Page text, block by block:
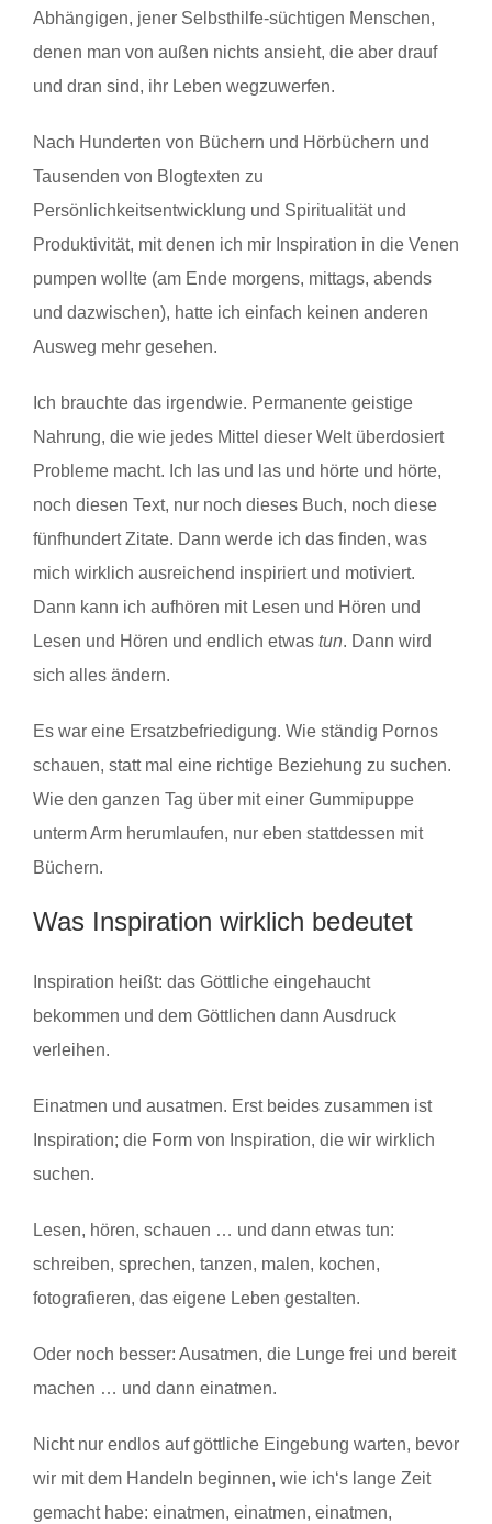
Abhängigen, jener Selbsthilfe-süchtigen Menschen,
denen man von außen nichts ansieht, die aber drauf
und dran sind, ihr Leben wegzuwerfen.
Nach Hunderten von Büchern und Hörbüchern und
Tausenden von Blogtexten zu
Persönlichkeitsentwicklung und Spiritualität und
Produktivität, mit denen ich mir Inspiration in die Venen
pumpen wollte (am Ende morgens, mittags, abends
und dazwischen), hatte ich einfach keinen anderen
Ausweg mehr gesehen.
Ich brauchte das irgendwie. Permanente geistige
Nahrung, die wie jedes Mittel dieser Welt überdosiert
Probleme macht. Ich las und las und hörte und hörte,
noch diesen Text, nur noch dieses Buch, noch diese
fünfhundert Zitate. Dann werde ich das finden, was
mich wirklich ausreichend inspiriert und motiviert.
Dann kann ich aufhören mit Lesen und Hören und
Lesen und Hören und endlich etwas tun. Dann wird
sich alles ändern.
Es war eine Ersatzbefriedigung. Wie ständig Pornos
schauen, statt mal eine richtige Beziehung zu suchen.
Wie den ganzen Tag über mit einer Gummipuppe
unterm Arm herumlaufen, nur eben stattdessen mit
Büchern.
Was Inspiration wirklich bedeutet
Inspiration heißt: das Göttliche eingehaucht
bekommen und dem Göttlichen dann Ausdruck
verleihen.
Einatmen und ausatmen. Erst beides zusammen ist
Inspiration; die Form von Inspiration, die wir wirklich
suchen.
Lesen, hören, schauen … und dann etwas tun:
schreiben, sprechen, tanzen, malen, kochen,
fotografieren, das eigene Leben gestalten.
Oder noch besser: Ausatmen, die Lunge frei und bereit
machen … und dann einatmen.
Nicht nur endlos auf göttliche Eingebung warten, bevor
wir mit dem Handeln beginnen, wie ich‘s lange Zeit
gemacht habe: einatmen, einatmen, einatmen,